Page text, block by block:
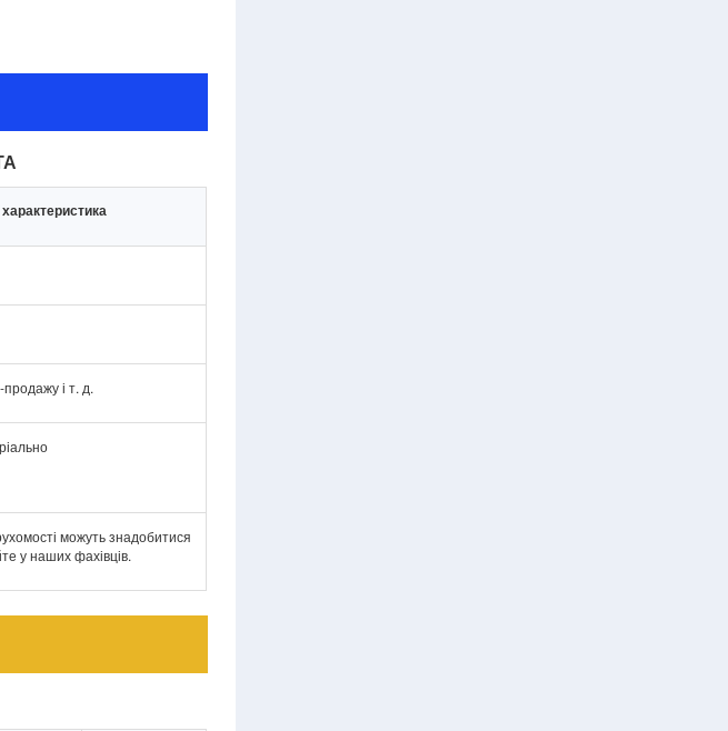
продажу і т. д.
можуть знадобитися
у наших фахівців.